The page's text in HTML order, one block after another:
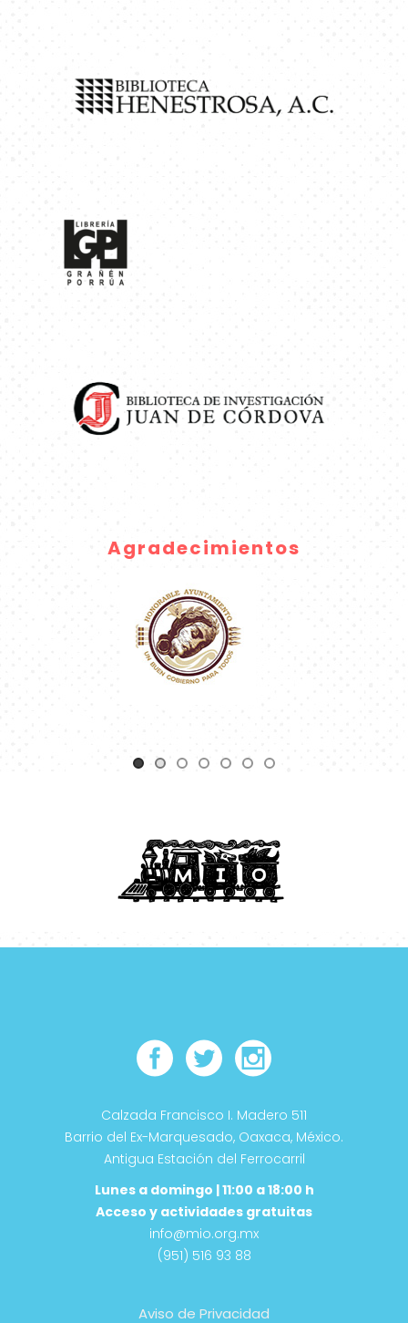
Agradecimientos
Calzada Francisco I. Madero 511
Barrio del Ex-Marquesado, Oaxaca, México.
Antigua Estación del Ferrocarril
Lunes a domingo | 11:00 a 18:00 h
Acceso y actividades gratuitas
info@mio.org.mx
(951) 516 93 88
Aviso de Privacidad